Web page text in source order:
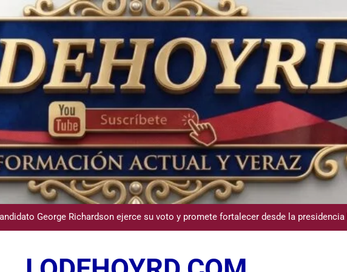
Participación de Víctor Espinal en la Camara de
del INAVI encabeza acto de entrega de cheques por indemnización y
meses al frente de la institución de
George Richardson ejerce su voto y promete fortalecer desde la presidencia
USGS confirma epicentro de terremoto en Venezuela donde lo ubicó Osiris
Participación de Víctor Espinal en la Camara de